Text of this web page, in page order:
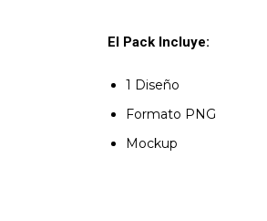
El Pack Incluye:
1 Diseño
Formato PNG
Mockup